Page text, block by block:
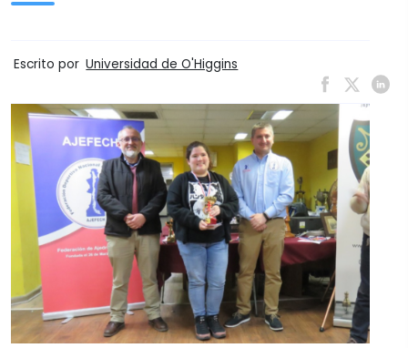
Escrito por Universidad de O'Higgins